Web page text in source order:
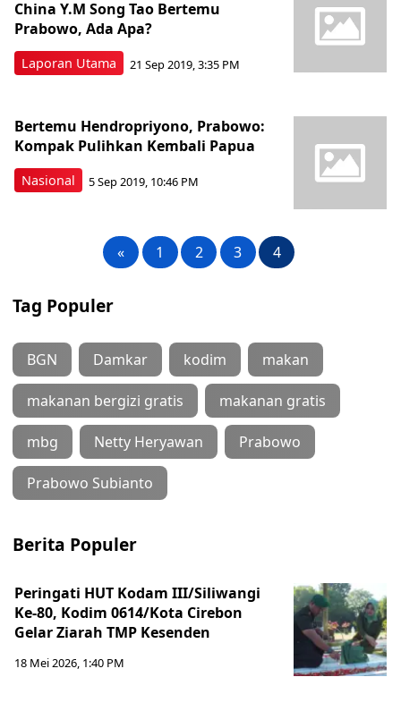
Laporan Utama
China Y.M Song Tao Bertemu
Prabowo, Ada Apa?
21 Sep 2019, 3:35 PM
Nasional
Bertemu Hendropriyono, Prabowo:
Kompak Pulihkan Kembali Papua
5 Sep 2019, 10:46 PM
« 1 2 3 4
Tag Populer
BGN Damkar kodim makan
makanan bergizi gratis makanan gratis
mbg Netty Heryawan Prabowo
Prabowo Subianto
Berita Populer
Peringati HUT Kodam III/Siliwangi
Ke-80, Kodim 0614/Kota Cirebon
Gelar Ziarah TMP Kesenden
18 Mei 2026, 1:40 PM